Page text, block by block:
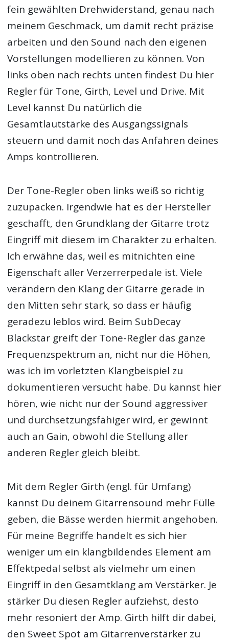
fein gewählten Drehwiderstand, genau nach
meinem Geschmack, um damit recht präzise
arbeiten und den Sound nach den eigenen
Vorstellungen modellieren zu können. Von
links oben nach rechts unten findest Du hier
Regler für Tone, Girth, Level und Drive. Mit
Level kannst Du natürlich die
Gesamtlautstärke des Ausgangssignals
steuern und damit noch das Anfahren deines
Amps kontrollieren.
Der Tone-Regler oben links weiß so richtig
zuzupacken. Irgendwie hat es der Hersteller
geschafft, den Grundklang der Gitarre trotz
Eingriff mit diesem im Charakter zu erhalten.
Ich erwähne das, weil es mitnichten eine
Eigenschaft aller Verzerrerpedale ist. Viele
verändern den Klang der Gitarre gerade in
den Mitten sehr stark, so dass er häufig
geradezu leblos wird. Beim SubDecay
Blackstar greift der Tone-Regler das ganze
Frequenzspektrum an, nicht nur die Höhen,
was ich im vorletzten Klangbeispiel zu
dokumentieren versucht habe. Du kannst hier
hören, wie nicht nur der Sound aggressiver
und durchsetzungsfähiger wird, er gewinnt
auch an Gain, obwohl die Stellung aller
anderen Regler gleich bleibt.
Mit dem Regler Girth (engl. für Umfang)
kannst Du deinem Gitarrensound mehr Fülle
geben, die Bässe werden hiermit angehoben.
Für meine Begriffe handelt es sich hier
weniger um ein klangbildendes Element am
Effektpedal selbst als vielmehr um einen
Eingriff in den Gesamtklang am Verstärker. Je
stärker Du diesen Regler aufziehst, desto
mehr resoniert der Amp. Girth hilft dir dabei,
den Sweet Spot am Gitarrenverstärker zu